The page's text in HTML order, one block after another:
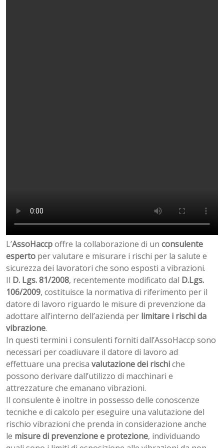
L’AssoHaccpoffre la collaborazione di unconsulente
esperto per valutare e misurare i rischi per la salute e
sicurezza dei lavoratori che sono esposti a vibrazioni.
Il D. Lgs. 81/2008, recentemente modificato dal D.Lgs.
106/2009, costituisce la normativa di riferimento per il
datore di lavoro riguardo le misure di prevenzione da
adottare all’interno dell’azienda per limitare i rischi da
vibrazione.
In questi termini i consulenti forniti dall’AssoHaccp sono
necessari per coadiuvare il datore di lavoro ad
effettuare una precisavalutazione dei rischiche
possono derivare dall’utilizzo di macchinari e
attrezzature che emanano vibrazioni.
Il consulente è inoltre in possesso delle conoscenze
tecniche e di calcolo per eseguire una valutazione del
rischio vibrazioni che prenda in considerazione anche
le misure di prevenzione e protezione, individuando